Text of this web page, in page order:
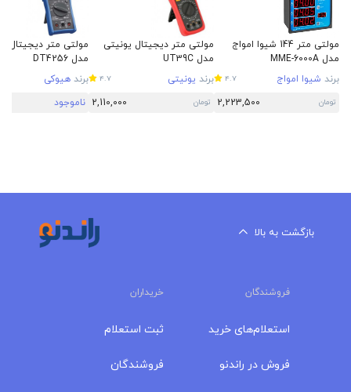
مولتی متر 144 شیوا امواج
مدل MME-6000A
برند شیوا امواج 4.7
تومان 2,223,500
مولتی متر دیجیتال یونیتی
مدل UT39C
برند یونیتی 4.7
تومان 2,110,000
مولتی متر دیجیتال
مدل DT4256
برند هیوکی
ناموجود
بازگشت به بالا
فروشندگان خریداران
استعلام‌های خرید
فروش در راندنو
ثبت استعلام
فروشندگان